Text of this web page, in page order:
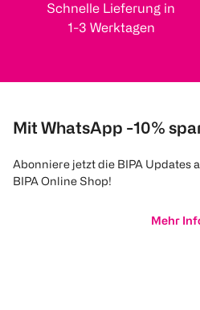
Schnelle Lieferung in
1-3 Werktagen
Mit WhatsApp -10%
Abonniere jetzt die BIPA Updates
BIPA Online Shop!
Mehr